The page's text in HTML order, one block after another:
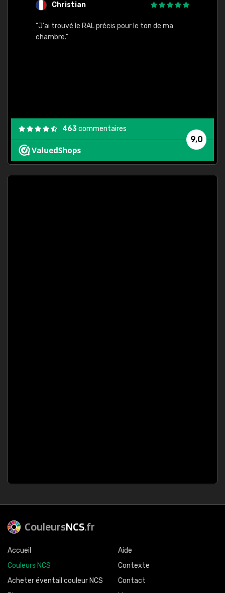
Christian
"J'ai trouvé le RAL précis pour le ton de ma
chambre."
9,0
463commentaires
CouleursNCS.fr
Accueil
Couleurs NCS
Acheter éventail couleur NCS
Aide
Contexte
Contact